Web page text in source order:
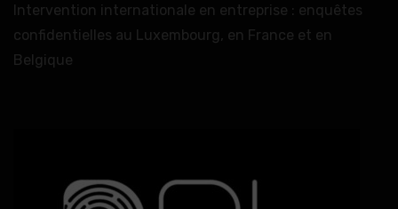
Intervention internationale en entreprise : enquêtes
confidentielles au Luxembourg, en France et en
Belgique